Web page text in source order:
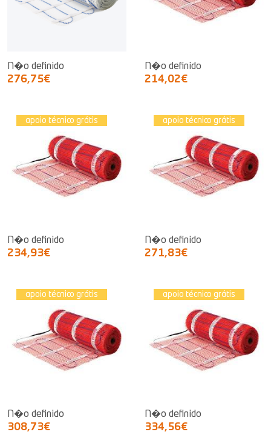
N�o definido
276,75€
N�o definido
214,02€
apoio técnico grátis
N�o definido
234,93€
apoio técnico grátis
N�o definido
271,83€
apoio técnico grátis
N�o definido
308,73€
apoio técnico grátis
N�o definido
334,56€